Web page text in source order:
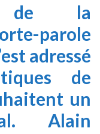
de la
parole
adressé
de
un
Alain